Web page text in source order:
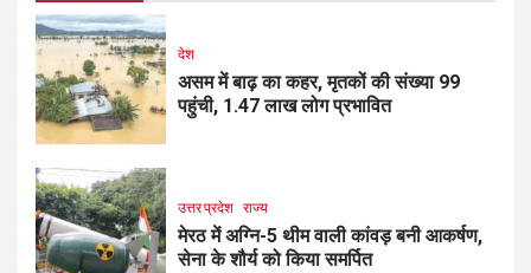
देश
असम में बाढ़ का कहर, मृतकों की संख्या 99
पहुंची, 1.47 लाख लोग प्रभावित
उत्तर प्रदेश राज्य
मेरठ में अग्नि-5 थीम वाली कांवड़ बनी आकर्षण,
सेना के शौर्य को किया समर्पित